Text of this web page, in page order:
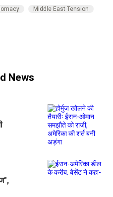
Middle East Tension
News